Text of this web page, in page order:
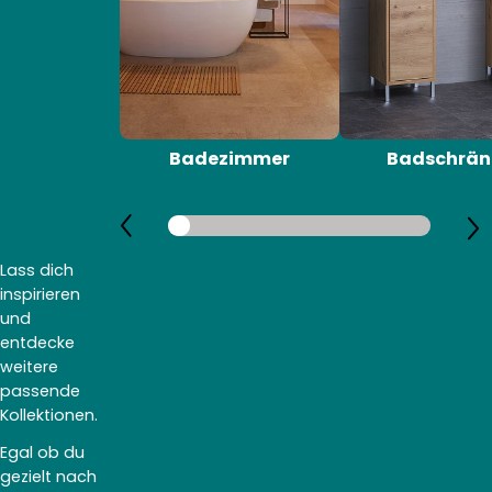
Badezimmer
Lass dich
inspirieren
und
entdecke
weitere
passende
Kollektionen.
Egal ob du
gezielt nach